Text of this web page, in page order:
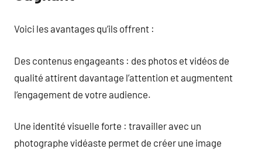
Voici les avantages qu’ils offrent :
Des contenus engageants : des photos et vidéos de
qualité attirent davantage l’attention et augmentent
l’engagement de votre audience.
Une identité visuelle forte : travailler avec un
photographe vidéaste permet de créer une image